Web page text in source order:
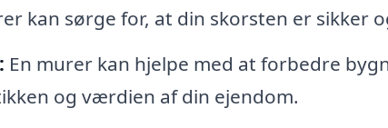
kan sørge for, at din skorsten er sikker
En murer kan hjelpe med at forbedre
og værdien af din ejendom.